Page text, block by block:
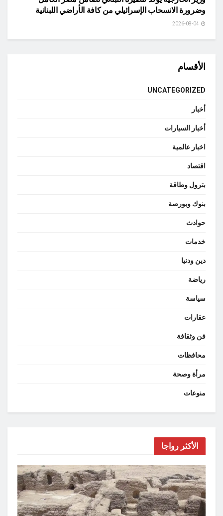
وضرورة الانسحاب الإسرائيلي من كافة الأراضي اللبنانية
الأقسام
UNCATEGORIZED
أخبار
أخبار السيارات
اخبار عالمية
اقتصاد
بترول وطاقة
بنوك وبورصة
حوادث
خدمات
دين ودنيا
رياضة
سياسة
عقارات
فن وثقافة
محافظات
مرأة وصحة
منوعات
الأكثر رواجا